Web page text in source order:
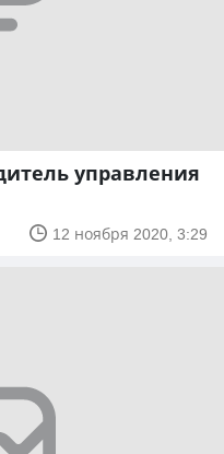
управления
12 ноября 2020, 3:29